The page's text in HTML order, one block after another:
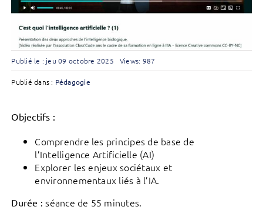
Publié le : jeu 09 octobre 2025 Views: 987
Publié dans : Pédagogie
Objectifs :
Comprendre les principes de base de
l’Intelligence Artificielle (AI)
Explorer les enjeux sociétaux et
environnementaux liés à l’IA.
Durée : séance de 55 minutes.